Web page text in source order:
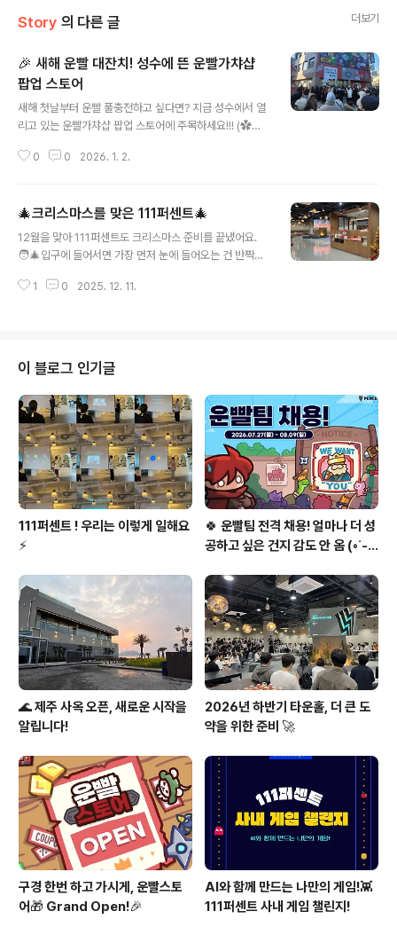
Story 의 다른 글 더보기
🎉 새해 운빨 대잔치! 성수에 뜬 운빨가챠샵
팝업 스토어
새해 첫날부터 운빨 풀충전하고 싶다면? 지금 성수에서 열
리고 있는 운빨가챠샵 팝업 스토어에 주목하세요!!! (✿◡
출 수 없는 손맛! 꽝 없는 가챠로 피규어 획득!- 피규어 조합
단순히 “뽑는 재미”를 넘어서 어떻게 조합할지 고민하는
재미까지 있는 게 포인트!! 📍 팝업 안내- 장소: 성수역 3번
출구 앞 (서울시 성동구 아차산로 116)- 기간: 2026년 1
1/7은 20:00까지 운영) 💡 방문 전 알아두면 좋아요!- 10
0 0 2026. 1. 2.
🎄크리스마스를 맞은 111퍼센트🎄
12월을 맞아 111퍼센트도 크리스마스 준비를 끝냈어요.
🧑‍🎄입구에 들어서면 가장 먼저 눈에 들어오는 건 반짝이
뿐만 아니자나 ~ (´▽`ʃ♡ƪ)) 사내 카페 퍼카페 역시 겨울
호빵 ( 호 호 ~ 불어드세요~ 😏)- 111퍼센트 구성원들의
아침을 든든하게 책임져줄 샐러드 샌드위치까지! 🥗 날씨
가 추워지고 한 해가 마무리되면서 각자 이런 저런 고민이
많으실 텐데요. 저희가 준비한 작은 변화들이조금이라도 1
11퍼센트 구성원분들의 겨울을 따뜻하게 채워주면 좋겠습
니다...
1 0 2025. 12. 11.
이 블로그 인기글
111퍼센트 ! 우리는 이렇게 일해요
⚡
🍀 운빨팀 전격 채용! 얼마나 더 성
공하고 싶은 건지 감도 안 옴 (◦︎˙-˙
🌊 제주 사옥 오픈, 새로운 시작을
알립니다!
2026년 하반기 타운홀, 더 큰 도
약을 위한 준비 🚀
구경 한번 하고 가시게, 운빨스토
어🎁 Grand Open!🎉
AI와 함께 만드는 나만의 게임!👾
111퍼센트 사내 게임 챌린지!